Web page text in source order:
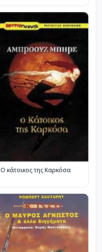
Ο κάτοικος της Καρκόσα